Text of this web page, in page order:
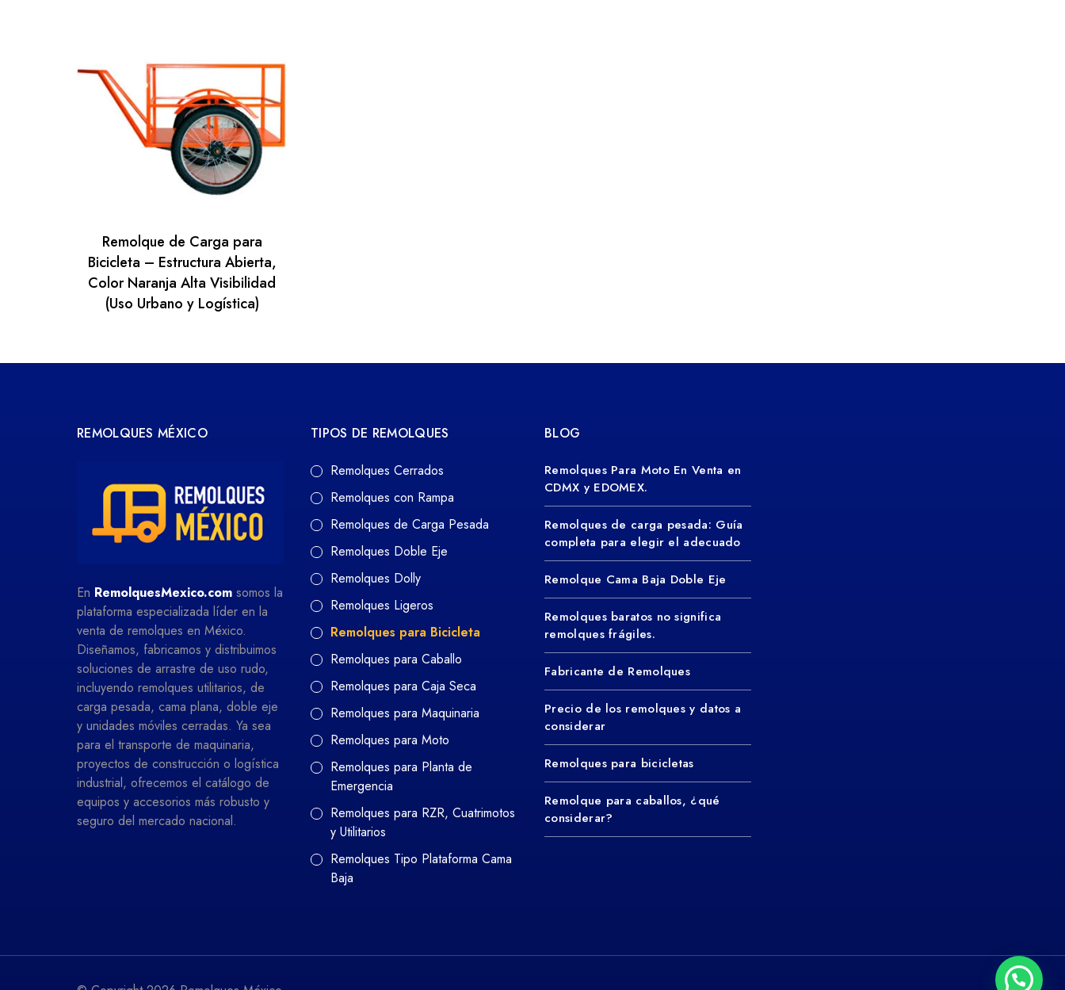
Remolque de Carga para
Bicicleta – Estructura Abierta,
Color Naranja Alta Visibilidad
(Uso Urbano y Logística)
REMOLQUES MÉXICO
En RemolquesMexico.com somos la
plataforma especializada líder en la
venta de remolques en México.
Diseñamos, fabricamos y distribuimos
soluciones de arrastre de uso rudo,
incluyendo remolques utilitarios, de
carga pesada, cama plana, doble eje
y unidades móviles cerradas. Ya sea
para el transporte de maquinaria,
proyectos de construcción o logística
industrial, ofrecemos el catálogo de
equipos y accesorios más robusto y
seguro del mercado nacional.
TIPOS DE REMOLQUES
Remolques Cerrados
Remolques con Rampa
Remolques de Carga Pesada
Remolques Doble Eje
Remolques Dolly
Remolques Ligeros
Remolques para Bicicleta
Remolques para Caballo
Remolques para Caja Seca
Remolques para Maquinaria
Remolques para Moto
Remolques para Planta de
Emergencia
Remolques para RZR, Cuatrimotos
y Utilitarios
Remolques Tipo Plataforma Cama
Baja
BLOG
Remolques Para Moto En Venta en
CDMX y EDOMEX.
Remolques de carga pesada: Guía
completa para elegir el adecuado
Remolque Cama Baja Doble Eje
Remolques baratos no significa
remolques frágiles.
Fabricante de Remolques
Precio de los remolques y datos a
considerar
Remolques para bicicletas
Remolque para caballos, ¿qué
considerar?